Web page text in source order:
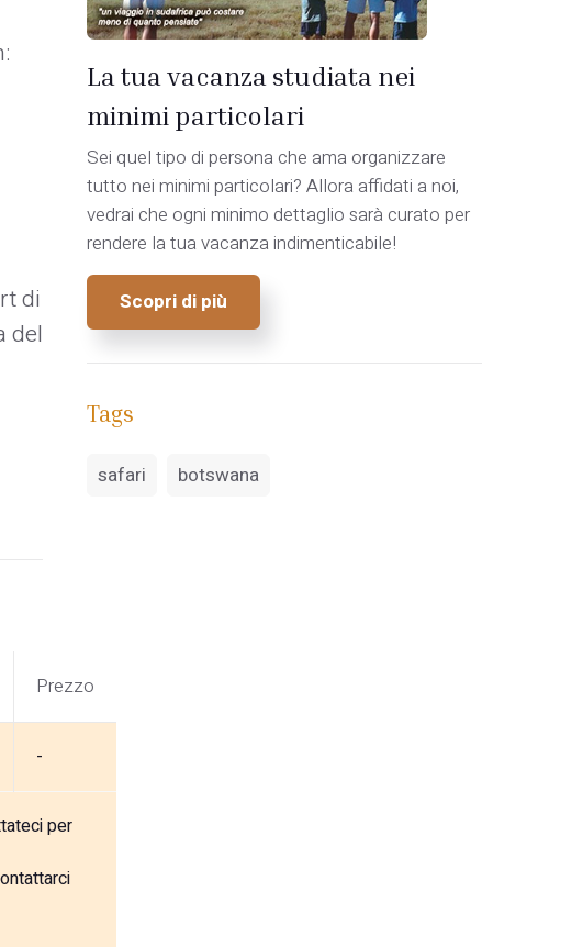
di
del
Prezzo
-
per
La tua vacanza studiata nei
minimi particolari
Sei quel tipo di persona che ama organizzare
tutto nei minimi particolari? Allora affidati a noi,
vedrai che ogni minimo dettaglio sarà curato per
rendere la tua vacanza indimenticabile!
Scopri di più
Tags
safari botswana